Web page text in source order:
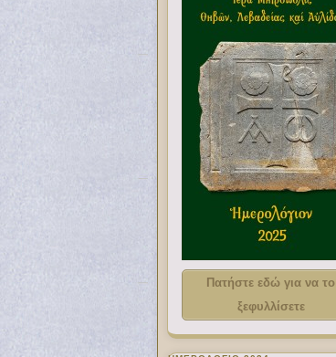
Πατήστε εδώ για να το
ξεφυλλίσετε